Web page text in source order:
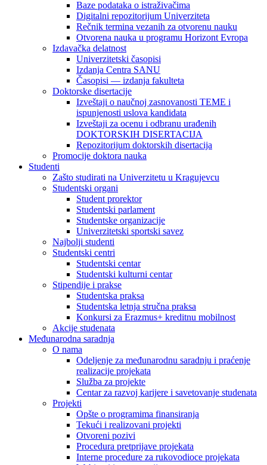
Baze podataka o istraživačima
Digitalni repozitorijum Univerziteta
Rečnik termina vezanih za otvorenu nauku
Otvorena nauka u programu Horizont Evropa
Izdavačka delatnost
Univerzitetski časopisi
Izdanja Centra SANU
Časopisi — izdanja fakulteta
Doktorske disertacije
Izveštaji o naučnoj zasnovanosti TEME i
ispunjenosti uslova kandidata
Izveštaji za ocenu i odbranu urađenih
DOKTORSKIH DISERTACIJA
Repozitorijum doktorskih disertacija
Promocije doktora nauka
Studenti
Zašto studirati na Univerzitetu u Kragujevcu
Studentski organi
Student prorektor
Studentski parlament
Studentske organizacije
Univerzitetski sportski savez
Najbolji studenti
Studentski centri
Studentski centar
Studentski kulturni centar
Stipendije i prakse
Studentska praksa
Studentska letnja stručna praksa
Konkursi za Erazmus+ kreditnu mobilnost
Akcije studenata
Međunarodna saradnja
O nama
Odeljenje za međunarodnu saradnju i praćenje
realizacije projekata
Služba za projekte
Centar za razvoj karijere i savetovanje studenata
Projekti
Opšte o programima finansiranja
Tekući i realizovani projekti
Otvoreni pozivi
Procedura pretprijave projekata
Interne procedure za rukovodioce projekata